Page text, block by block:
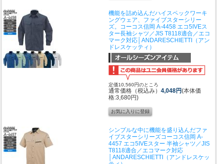
機能を詰め込んだハイスペックワーキ
ングウェア、ファイブスターシリー
ズ。 コーコス信岡 A-4458 エコ5IVEス
ター長袖シャツ／JIS T8118適合／エコ
マーク対応│ANDARESCHIETTI（アン
ドレスケッティ）
定価10,560円のところ
通常価格（税込み） 4,048円(本体価
格:3,680円)
シンプルな中に機能を盛り込んだファ
イブスターシリーズコーコス信岡 A-
4457 エコ5IVEスター 半袖シャツ／JIS
T8118適合／エコマーク対応
│ANDARESCHIETTI（アンドレスケッ